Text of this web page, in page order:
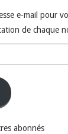
e-mail pour
de chaque
abonnés